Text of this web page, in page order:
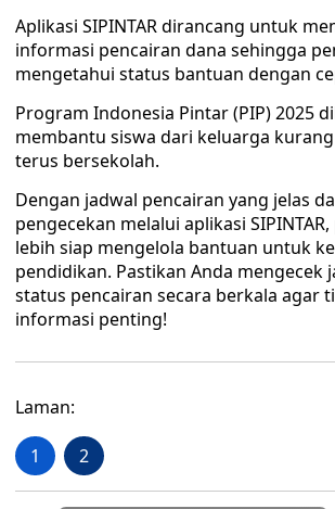
Aplikasi SIPINTAR dirancang untuk
informasi pencairan dana sehingga
mengetahui status bantuan dengan
Program Indonesia Pintar (PIP) 2025
membantu siswa dari keluarga
terus bersekolah.
Dengan jadwal pencairan yang jelas
pengecekan melalui aplikasi
lebih siap mengelola bantuan untuk
pendidikan. Pastikan Anda mengecek
status pencairan secara berkala agar
informasi penting!
Laman:
1 2